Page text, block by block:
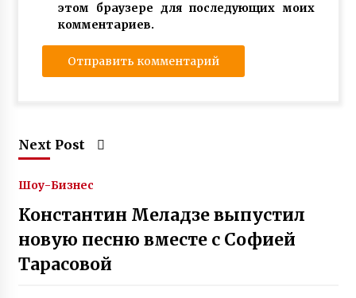
этом браузере для последующих моих
комментариев.
Next Post
Шоу-Бизнес
Константин Меладзе выпустил
новую песню вместе с Софией
Тарасовой